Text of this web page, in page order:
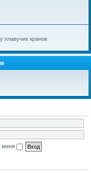
плавучих кранов
меня